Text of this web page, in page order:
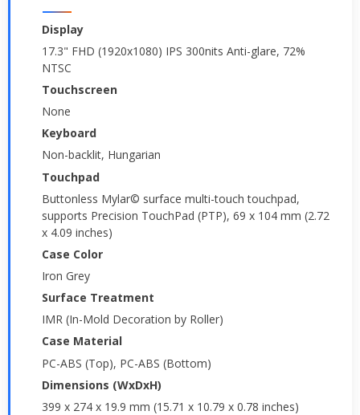
Display
17.3" FHD (1920x1080) IPS 300nits Anti-glare, 72%
NTSC
Touchscreen
None
Keyboard
Non-backlit, Hungarian
Touchpad
Buttonless Mylar© surface multi-touch touchpad,
supports Precision TouchPad (PTP), 69 x 104 mm (2.72
x 4.09 inches)
Case Color
Iron Grey
Surface Treatment
IMR (In-Mold Decoration by Roller)
Case Material
PC-ABS (Top), PC-ABS (Bottom)
Dimensions (WxDxH)
399 x 274 x 19.9 mm (15.71 x 10.79 x 0.78 inches)